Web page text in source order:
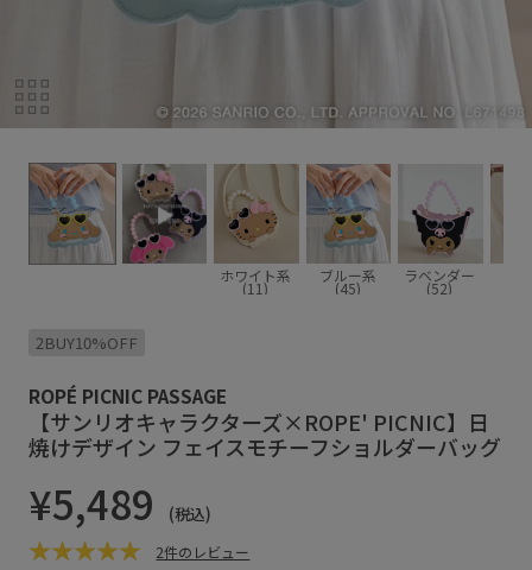
ホワイト系
(11)
ブルー系
(45)
ラベンダー
(52)
2BUY10%OFF
ROPÉ PICNIC PASSAGE
【サンリオキャラクターズ×ROPE' PICNIC】日
焼けデザイン フェイスモチーフショルダーバッグ
¥5,489 (税込)
2件のレビュー